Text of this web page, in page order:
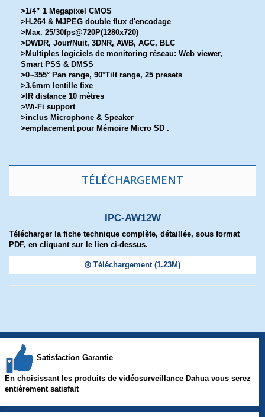
>1/4” 1 Megapixel CMOS
>H.264 & MJPEG double flux d'encodage
>Max. 25/30fps@720P(1280x720)
>DWDR, Jour/Nuit, 3DNR, AWB, AGC, BLC
>Multiples logiciels de monitoring réseau: Web viewer,
Smart PSS & DMSS
>0~355° Pan range, 90°Tilt range, 25 presets
>3.6mm lentille fixe
>IR distance 10 mètres
>Wi-Fi support
>inclus Microphone & Speaker
>emplacement pour Mémoire Micro SD .
TÉLÉCHARGEMENT
IPC-AW12W
Télécharger la fiche technique complète, détaillée, sous format
PDF, en cliquant sur le lien ci-dessus.
Téléchargement (1.23M)
Satisfaction Garantie
En choisissant les produits de vidéosurveillance Dahua vous serez
entièrement satisfait